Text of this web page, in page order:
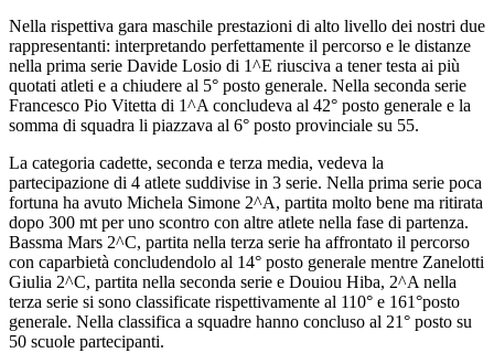
Nella rispettiva gara maschile prestazioni di alto livello dei nostri due
rappresentanti: interpretando perfettamente il percorso e le distanze
nella prima serie Davide Losio di 1^E riusciva a tener testa ai più
quotati atleti e a chiudere al 5° posto generale. Nella seconda serie
Francesco Pio Vitetta di 1^A concludeva al 42° posto generale e la
somma di squadra li piazzava al 6° posto provinciale su 55.
La categoria cadette, seconda e terza media, vedeva la
partecipazione di 4 atlete suddivise in 3 serie. Nella prima serie poca
fortuna ha avuto Michela Simone 2^A, partita molto bene ma ritirata
dopo 300 mt per uno scontro con altre atlete nella fase di partenza.
Bassma Mars 2^C, partita nella terza serie ha affrontato il percorso
con caparbietà concludendolo al 14° posto generale mentre Zanelotti
Giulia 2^C, partita nella seconda serie e Douiou Hiba, 2^A nella
terza serie si sono classificate rispettivamente al 110° e 161°posto
generale. Nella classifica a squadre hanno concluso al 21° posto su
50 scuole partecipanti.